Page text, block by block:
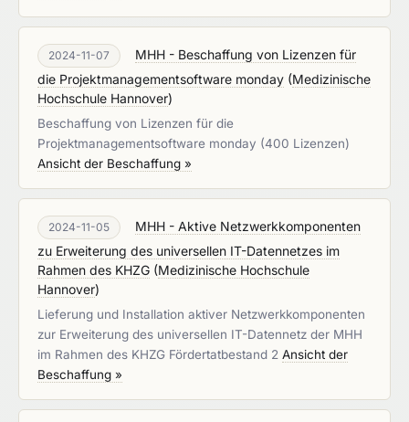
2024-11-07
MHH - Beschaffung von Lizenzen für
die Projektmanagementsoftware monday (Medizinische
Hochschule Hannover)
Beschaffung von Lizenzen für die
Projektmanagementsoftware monday (400 Lizenzen)
Ansicht der Beschaffung »
2024-11-05
MHH - Aktive Netzwerkkomponenten
zu Erweiterung des universellen IT-Datennetzes im
Rahmen des KHZG (Medizinische Hochschule
Hannover)
Lieferung und Installation aktiver Netzwerkkomponenten
zur Erweiterung des universellen IT-Datennetz der MHH
im Rahmen des KHZG Fördertatbestand 2 Ansicht der
Beschaffung »